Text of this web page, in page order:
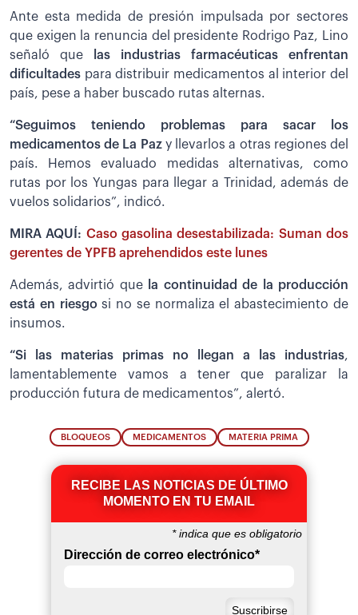
Ante esta medida de presión impulsada por sectores
que exigen la renuncia del presidente Rodrigo Paz, Lino
señaló que
las industrias farmacéuticas enfrentan
dificultades para distribuir medicamentos al interior del
país, pese a haber buscado rutas alternas.
“Seguimos teniendo problemas para sacar los
medicamentos de La Pazy llevarlos a otras regiones del
país. Hemos evaluado medidas alternativas, como
rutas por los Yungas para llegar a Trinidad, además de
vuelos solidarios”, indicó.
MIRA AQUÍ: Caso gasolina desestabilizada: Suman dos
gerentes de YPFB aprehendidos este lunes
Además, advirtió que
la continuidad de la producción
está en riesgosi no se normaliza el abastecimiento de
insumos.
“Si las materias primas no llegan a las industrias,
lamentablemente vamos a tener que paralizar la
producción futura de medicamentos”, alertó.
BLOQUEOS MEDICAMENTOS MATERIA PRIMA
RECIBE LAS NOTICIAS DE ÚLTIMO
MOMENTO EN TU EMAIL
*indica que es obligatorio
Dirección de correo electrónico*